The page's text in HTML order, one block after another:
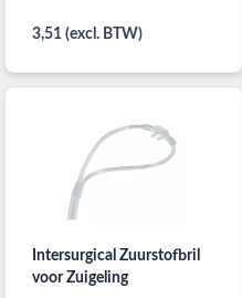
3,51 (excl. BTW)
Intersurgical Zuurstofbril
voor Zuigeling